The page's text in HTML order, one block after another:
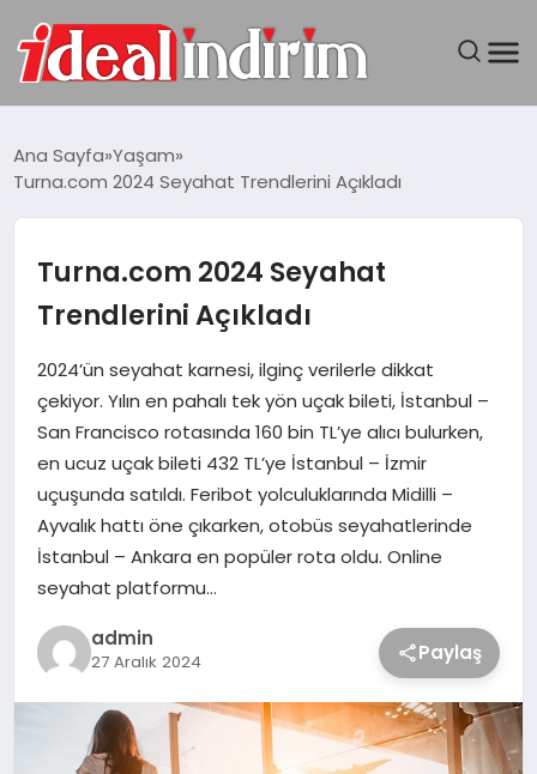
DÜNYA
SEYAHAT
TEKNOLOJI
YAŞAM
Ana Sayfa Yaşam
Turna.com 2024 Seyahat Trendlerini Açıkladı
Turna.com 2024 Seyahat
Trendlerini Açıkladı
2024’ün seyahat karnesi, ilginç verilerle dikkat
çekiyor. Yılın en pahalı tek yön uçak bileti, İstanbul –
San Francisco rotasında 160 bin TL’ye alıcı bulurken,
en ucuz uçak bileti 432 TL’ye İstanbul – İzmir
uçuşunda satıldı. Feribot yolculuklarında Midilli –
Ayvalık hattı öne çıkarken, otobüs seyahatlerinde
İstanbul – Ankara en popüler rota oldu. Online
seyahat platformu…
admin
27 Aralık 2024 Paylaş